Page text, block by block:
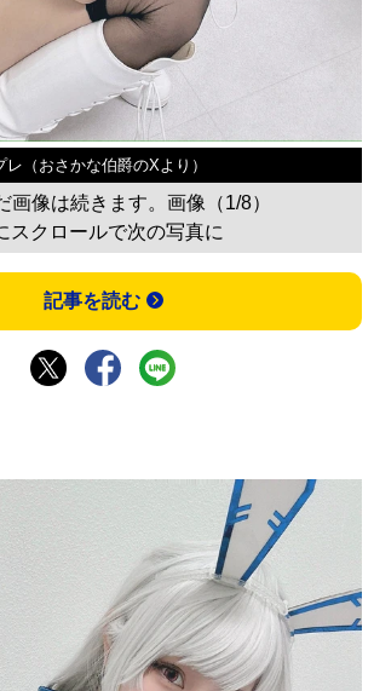
（おさかな伯爵のXより）
画像は続きます。画像（1/8）
スクロールで次の写真に
記事を読む